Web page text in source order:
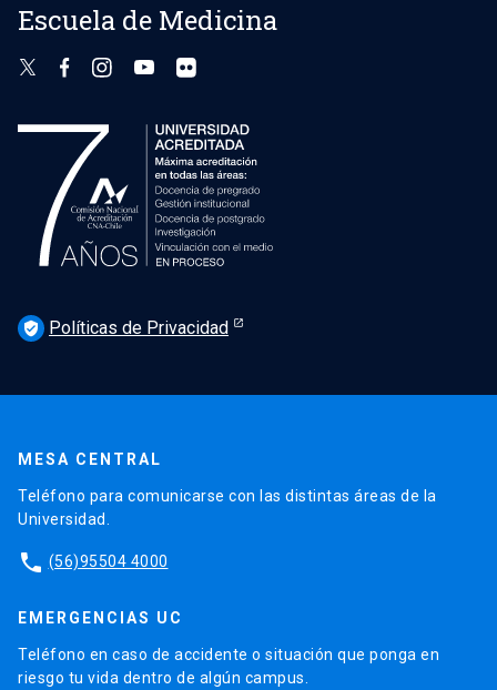
Escuela de Medicina
verified_user Políticas de Privacidad
MESA CENTRAL
Teléfono para comunicarse con las distintas áreas de la
Universidad.
phone (56)95504 4000
EMERGENCIAS UC
Teléfono en caso de accidente o situación que ponga en
riesgo tu vida dentro de algún campus.